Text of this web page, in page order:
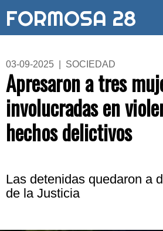
FORMOSA 28
03-09-2025 | SOCIEDAD
Apresaron a tres
involucradas en
hechos delictivos
Las detenidas quedaron a
de la Justicia